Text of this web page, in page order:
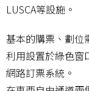
LUSCA等設施。
基本的購票、劃位
利用設置於綠色窗
網路訂票系統。